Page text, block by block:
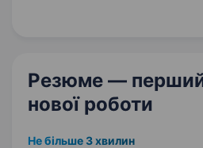
Резюме —
нової роботи
Не більше 3 хвилин